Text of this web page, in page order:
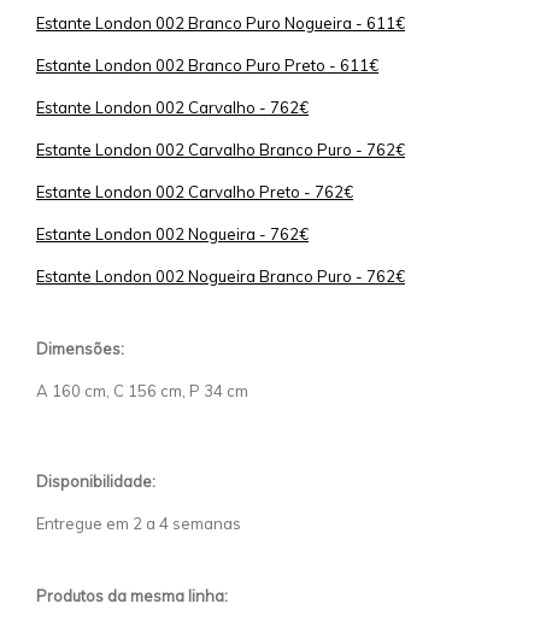
Estante London 002 Branco Puro Nogueira - 611€
Estante London 002 Branco Puro Preto - 611€
Estante London 002 Carvalho - 762€
Estante London 002 Carvalho Branco Puro - 762€
Estante London 002 Carvalho Preto - 762€
Estante London 002 Nogueira - 762€
Estante London 002 Nogueira Branco Puro - 762€
Dimensões:
A 160 cm, C 156 cm, P 34 cm
Disponibilidade:
Entregue em 2 a 4 semanas
Produtos da mesma linha: